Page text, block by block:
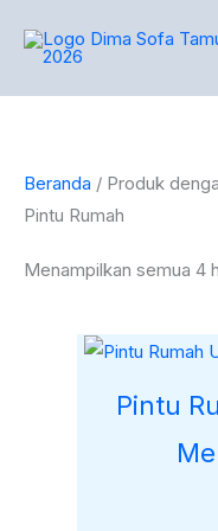
Beranda / Produk
Pintu Rumah
Menampilkan semua 4
Pintu